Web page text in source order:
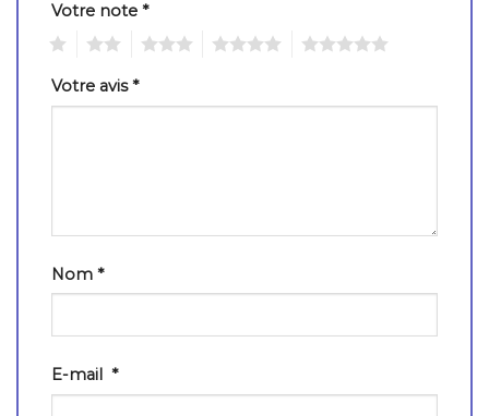
Votre note *
Votre avis*
Nom *
E-mail *